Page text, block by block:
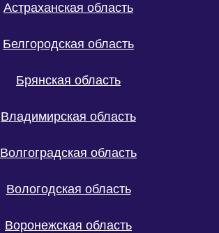
Астраханская область
Белгородская область
Брянская область
Владимирская область
Волгоградская область
Вологодская область
Воронежская область